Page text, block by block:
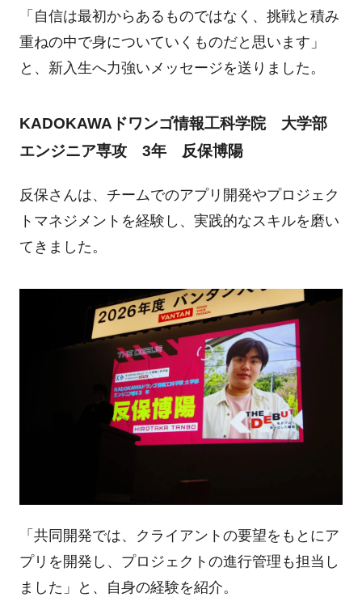
「自信は最初からあるものではなく、挑戦と積み
重ねの中で身についていくものだと思います」
と、新入生へ力強いメッセージを送りました。
KADOKAWAドワンゴ情報工科学院 大学部
エンジニア専攻 3年 反保博陽
反保さんは、チームでのアプリ開発やプロジェク
トマネジメントを経験し、実践的なスキルを磨い
てきました。
「共同開発では、クライアントの要望をもとにア
プリを開発し、プロジェクトの進行管理も担当し
ました」と、自身の経験を紹介。